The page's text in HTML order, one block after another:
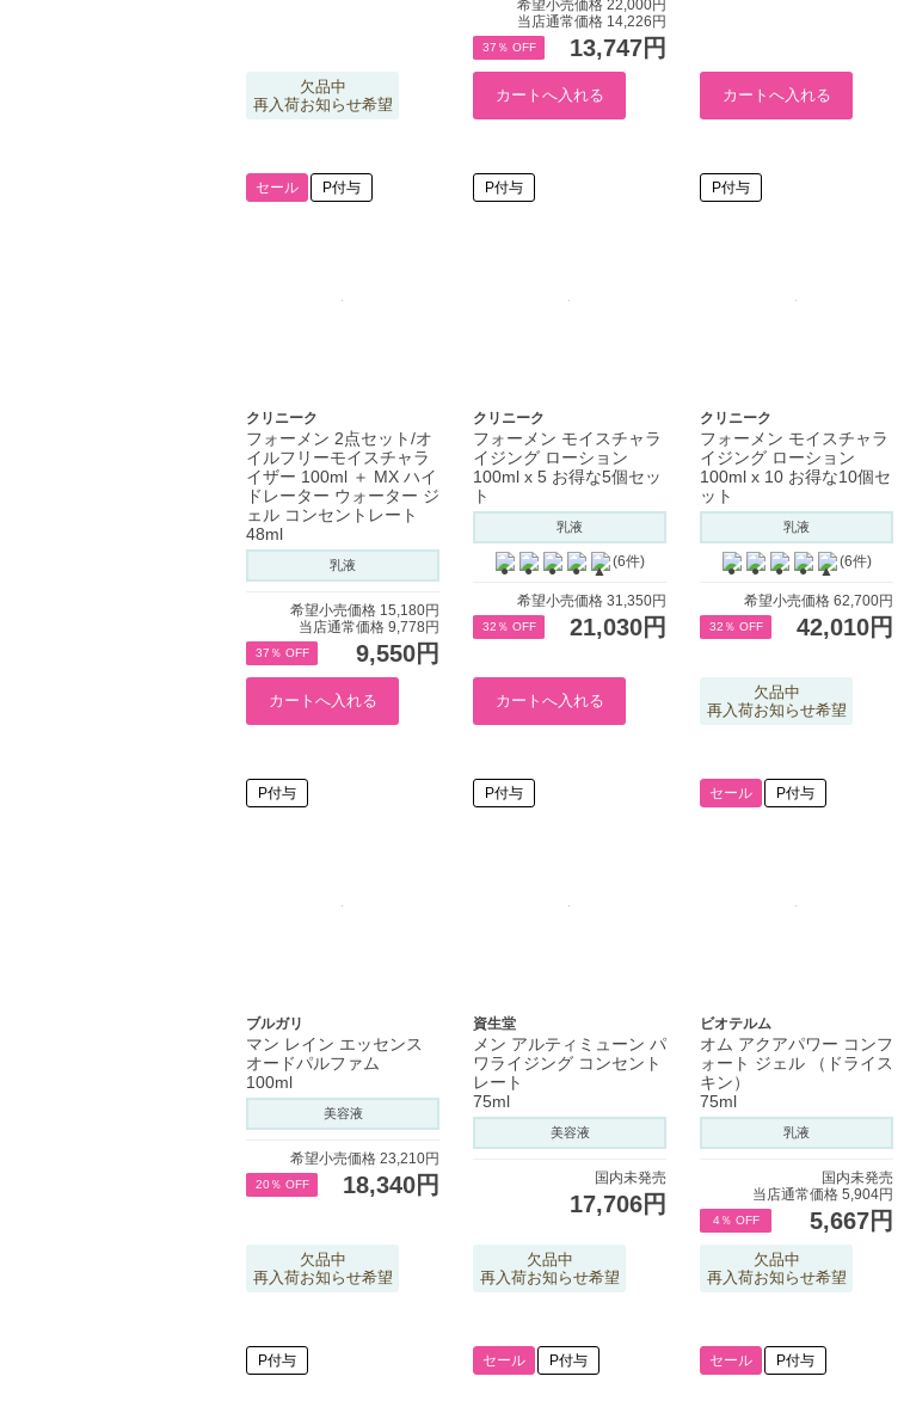
欠品中
再入荷お知らせ希望
希望小売価格 22,000円
当店通常価格 14,226円
37％ OFF 13,747円
セール P付与
クリニーク
フォーメン 2点セット/オ
イルフリーモイスチャラ
イザー 100ml ＋ MX ハイ
ドレーター ウォーター ジ
ェル コンセントレート
48ml
乳液
希望小売価格 15,180円
当店通常価格 9,778円
37％ OFF 9,550円
P付与
クリニーク
フォーメン モイスチャラ
イジング ローション
100ml x 5 お得な5個セッ
ト
乳液
(6件)
希望小売価格 31,350円
32％ OFF 21,030円
P付与
クリニーク
フォーメン モイスチャラ
イジング ローション
100ml x 10 お得な10個セ
ット
乳液
(6件)
希望小売価格 62,700円
32％ OFF 42,010円
欠品中
再入荷お知らせ希望
P付与
ブルガリ
マン レイン エッセンス
オードパルファム
100ml
美容液
希望小売価格 23,210円
20％ OFF 18,340円
欠品中
再入荷お知らせ希望
P付与
資生堂
メン アルティミューン パ
ワライジング コンセント
レート
75ml
美容液
国内未発売
17,706円
欠品中
再入荷お知らせ希望
セール P付与
ビオテルム
オム アクアパワー コンフ
ォート ジェル （ドライス
キン）
75ml
乳液
国内未発売
当店通常価格 5,904円
4％ OFF 5,667円
欠品中
再入荷お知らせ希望
P付与 セール P付与 セール P付与